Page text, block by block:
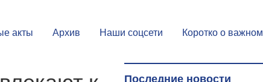
акты Архив Наши соцсети Коротко о важном
Последние новости